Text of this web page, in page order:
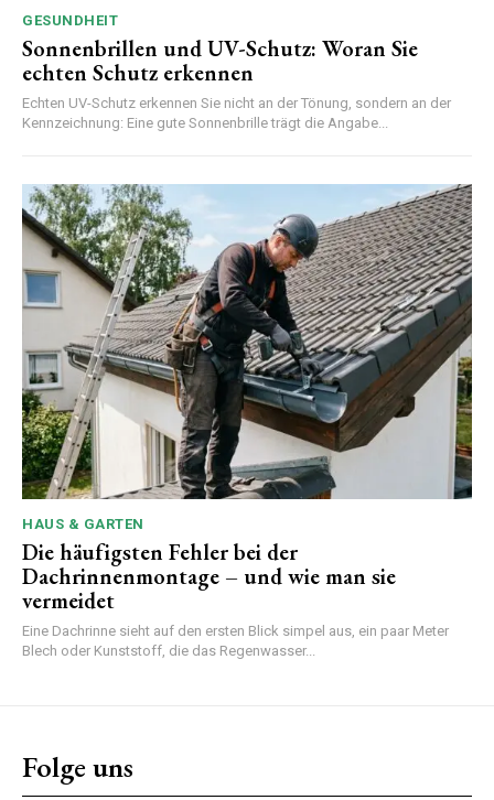
GESUNDHEIT
Sonnenbrillen und UV-Schutz: Woran Sie
echten Schutz erkennen
Echten UV-Schutz erkennen Sie nicht an der Tönung, sondern an der
Kennzeichnung: Eine gute Sonnenbrille trägt die Angabe...
HAUS & GARTEN
Die häufigsten Fehler bei der
Dachrinnenmontage – und wie man sie
vermeidet
Eine Dachrinne sieht auf den ersten Blick simpel aus, ein paar Meter
Blech oder Kunststoff, die das Regenwasser...
Folge uns